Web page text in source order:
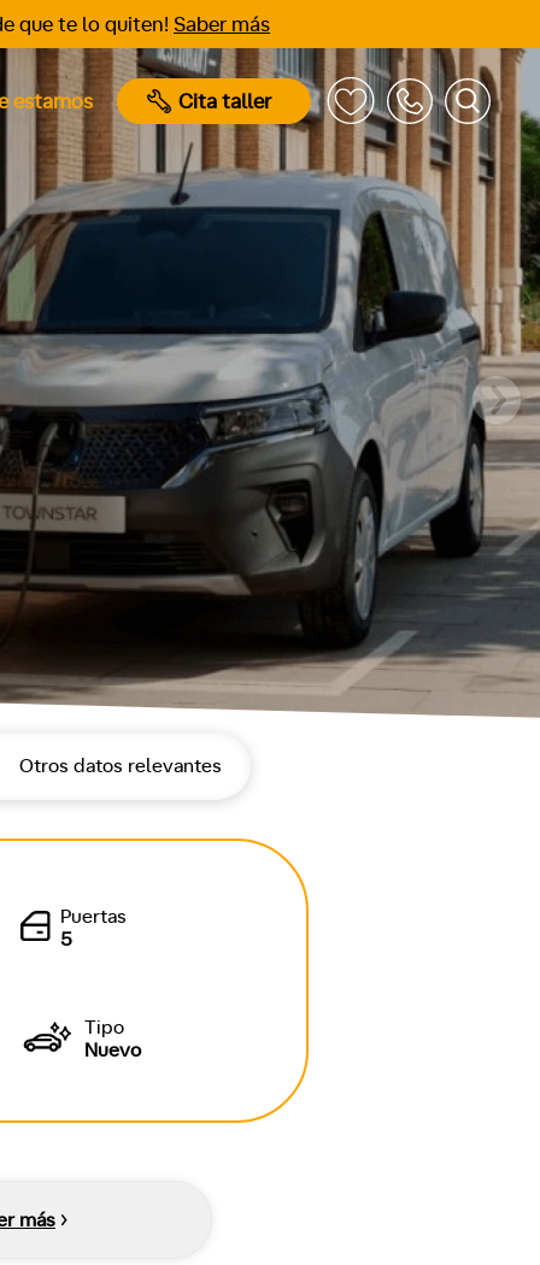
que te lo quiten! Saber más
estamos Cita taller
Otros datos relevantes
Puertas
5
Tipo
Nuevo
más